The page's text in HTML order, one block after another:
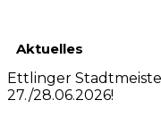
Aktuelles
Ettlinger
27./28.06.2026!